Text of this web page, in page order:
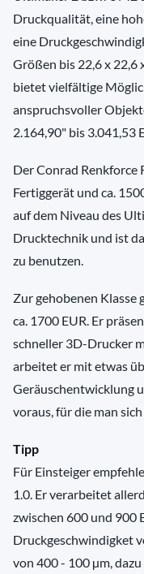
Druckqualität, eine
eine
Größen bis 22,6 x 22,6
bietet vielfältige
anspruchsvoller
2.164,90" bis 3.041,53
Der Conrad Renkforce
Fertiggerät und ca.
auf dem Niveau des
Drucktechnik und ist
zu benutzen.
Zur gehobenen
ca. 1700 EUR. Er
schneller 3D-Drucker
arbeitet er mit etwas
Geräuschentwicklung
voraus, für die man
Tipp
Für Einsteiger
1.0. Er verarbeitet
zwischen 600 und 900
Druckgeschwindigket
von 400 - 100 µm,